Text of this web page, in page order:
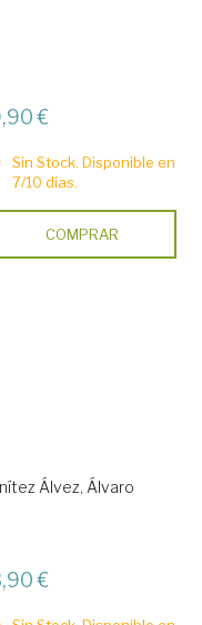
€
Sin Stock. Disponible en
7/10 días.
COMPRAR
Álvez, Álvaro
€